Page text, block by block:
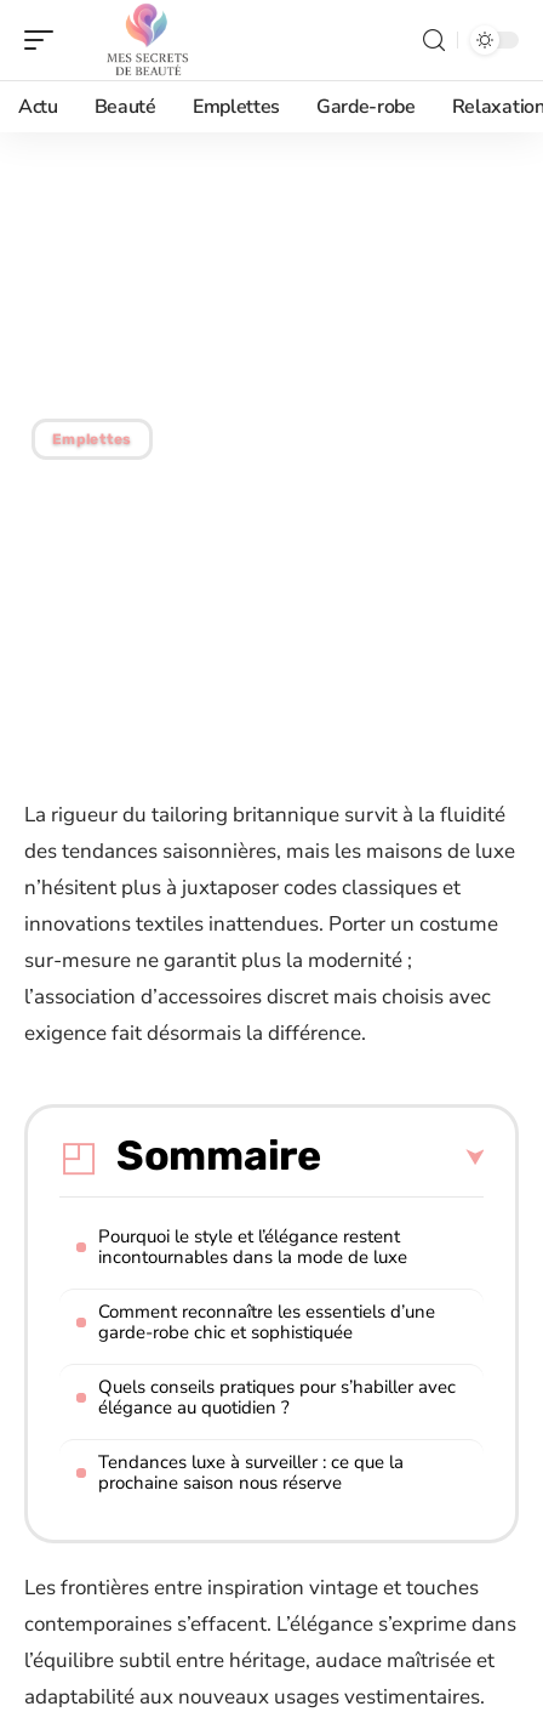
Actu Beauté Emplettes Garde-robe
Emplettes
La rigueur du tailoring britannique survit à la fluidité
des tendances saisonnières, mais les maisons de luxe
n’hésitent plus à juxtaposer codes classiques et
innovations textiles inattendues. Porter un costume
sur-mesure ne garantit plus la modernité ;
l’association d’accessoires discret mais choisis avec
exigence fait désormais la différence.
Sommaire
Pourquoi le style et l’élégance restent
incontournables dans la mode de luxe
Comment reconnaître les essentiels d’une
garde-robe chic et sophistiquée
Quels conseils pratiques pour s’habiller avec
élégance au quotidien ?
Tendances luxe à surveiller : ce que la
prochaine saison nous réserve
Les frontières entre inspiration vintage et touches
contemporaines s’effacent. L’élégance s’exprime dans
l’équilibre subtil entre héritage, audace maîtrisée et
adaptabilité aux nouveaux usages vestimentaires.